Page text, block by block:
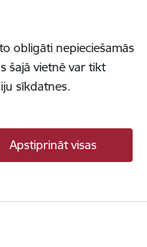
obligāti nepieciešamās
šajā vietnē var tikt
sīkdatnes.
Apstiprināt visas